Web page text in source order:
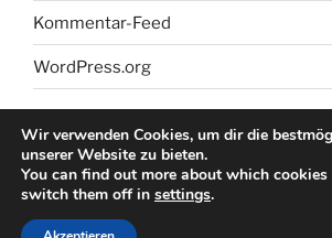
Kommentar-Feed
WordPress.org
Stolz präsentiert von WordPress
Wir verwenden Cookies, um dir die
unserer Website zu bieten.
You can find out more about which
switch them off in settings.